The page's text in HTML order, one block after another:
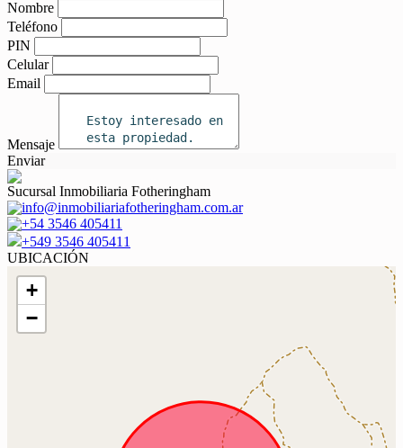
Nombre
Teléfono
PIN
Celular
Email
Mensaje
Enviar
Sucursal Inmobiliaria Fotheringham
info@inmobiliariafotheringham.com.ar
+54 3546 405411
+549 3546 405411
UBICACIÓN
+
−